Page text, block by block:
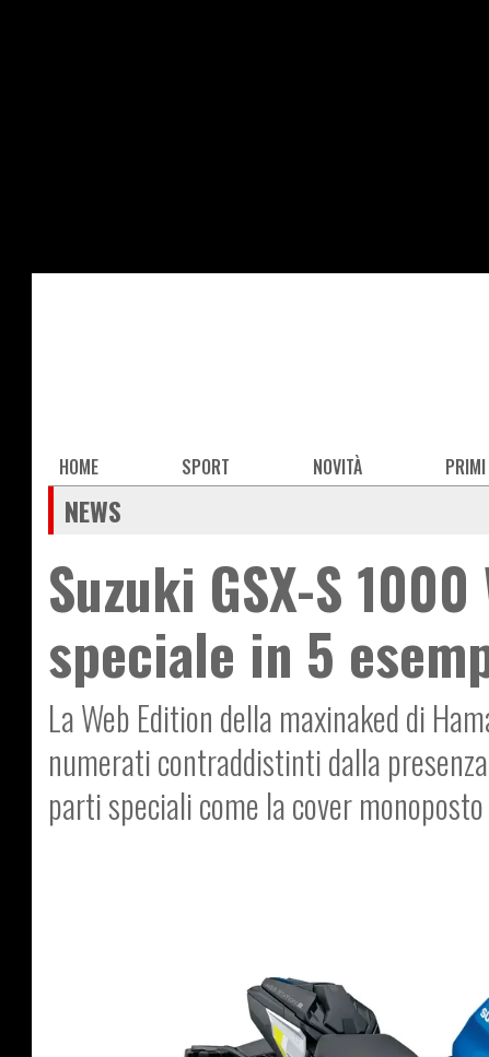
Main
navigation
HOME SPORT NOVITÀ
NEWS
Suzuki GSX-S
speciale in 5
La Web Edition della maxinaked di
numerati contraddistinti dalla
parti speciali come la cover